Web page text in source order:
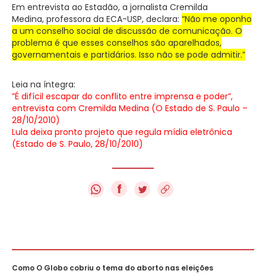
Em entrevista ao Estadão, a jornalista Cremilda
Medina, professora da ECA-USP, declara: “Não me oponho
a um conselho social de discussão de comunicação. O
problema é que esses conselhos são aparelhados,
governamentais e partidários. Isso não se pode admitir.”
Leia na íntegra:
”É difícil escapar do conflito entre imprensa e poder”,
entrevista com Cremilda Medina (O Estado de S. Paulo –
28/10/2010)
Lula deixa pronto projeto que regula mídia eletrônica
(Estado de S. Paulo, 28/10/2010)
f
Como O Globo cobriu o tema do aborto nas eleições